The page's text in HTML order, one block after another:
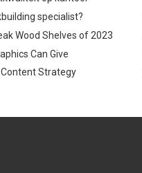
specialist?
Wood Shelves of 2023
Can Give
Strategy